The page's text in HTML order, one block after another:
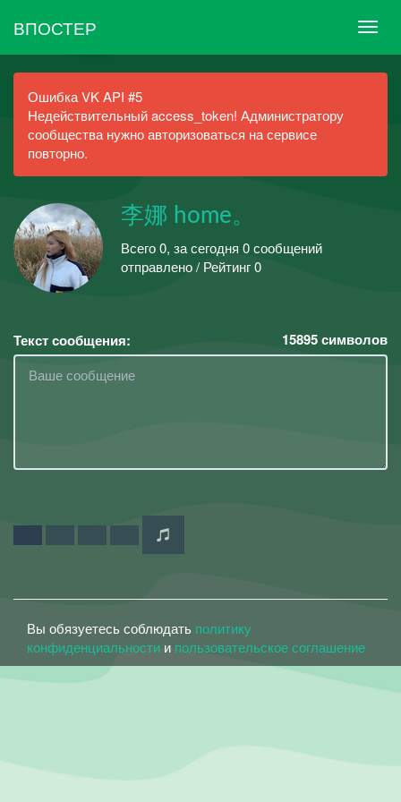
ВПОСТЕР
Ошибка VK API #5
Недействительный access_token! Администратору
сообщества нужно авторизоваться на сервисе
повторно.
李娜 home。
Всего 0, за сегодня 0 сообщений
отправлено / Рейтинг 0
Текст сообщения: 15895символов
Вы обязуетесь соблюдать политику
конфиденциальности и пользовательское соглашение